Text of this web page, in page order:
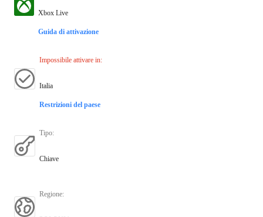
Xbox Live
Guida di attivazione
Impossibile attivare in:
Italia
Restrizioni del paese
Tipo:
Chiave
Regione: